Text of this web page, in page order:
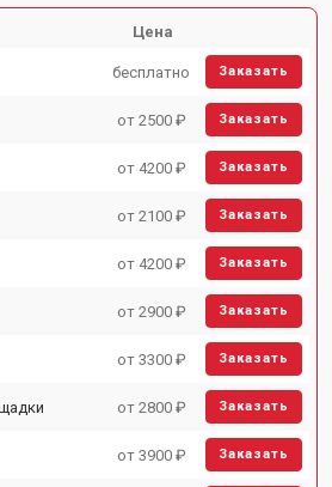
Цена
бесплатно Заказать
от 2500 ₽ Заказать
от 4200 ₽ Заказать
от 2100 ₽ Заказать
от 4200 ₽ Заказать
от 2900 ₽ Заказать
от 3300 ₽ Заказать
от 2800 ₽ Заказать
от 3900 ₽ Заказать